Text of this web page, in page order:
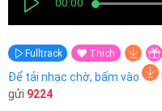
Loại
00:00
Fulltrack Thích
Để tải nhạc chờ, bấm vào
gửi 9224